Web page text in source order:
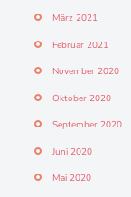
März 2021
Februar 2021
November 2020
Oktober 2020
September 2020
Juni 2020
Mai 2020